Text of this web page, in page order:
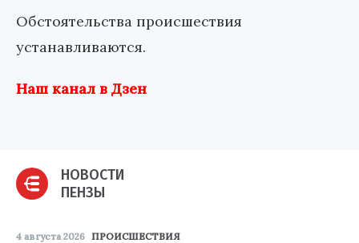
Обстоятельства происшествия
устанавливаются.
Наш канал в Дзен
НОВОСТИ
ПЕНЗЫ
4 августа 2026 ПРОИСШЕСТВИЯ